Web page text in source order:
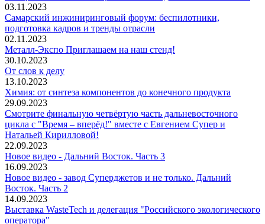
03.11.2023
Самарский инжиниринговый форум: беспилотники,
подготовка кадров и тренды отрасли
02.11.2023
Металл-Экспо Приглашаем на наш стенд!
30.10.2023
От слов к делу
13.10.2023
Химия: от синтеза компонентов до конечного продукта
29.09.2023
Смотрите финальную четвёртую часть дальневосточного
цикла с "Время – вперёд!" вместе с Евгением Супер и
Натальей Кирилловой!
22.09.2023
Новое видео - Дальний Восток. Часть 3
16.09.2023
Новое видео - завод Суперджетов и не только. Дальний
Восток. Часть 2
14.09.2023
Выставка WasteTech и делегация "Российского экологического
оператора"